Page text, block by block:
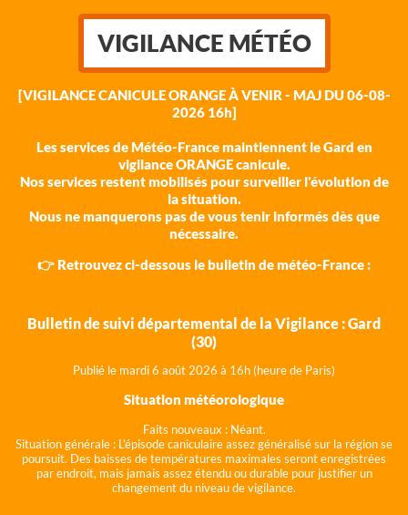
VIGILANCE MÉTÉO
[VIGILANCE CANICULE ORANGE À VENIR - MAJ DU 06-08-
2026 16h]
Les services de Météo-France maintiennent le Gard en
vigilance ORANGE canicule.
Nos services restent mobilisés pour surveiller l'évolution de
la situation.
Nous ne manquerons pas de vous tenir informés dès que
nécessaire.
👉 Retrouvez ci-dessous le bulletin de météo-France :
Bulletin de suivi départemental de la Vigilance : Gard
(30)
Publié le mardi 6 août 2026 à 16h (heure de Paris)
Situation météorologique
Faits nouveaux : Néant.
Situation générale : L'épisode caniculaire assez généralisé sur la région se
poursuit. Des baisses de températures maximales seront enregistrées
par endroit, mais jamais assez étendu ou durable pour justifier un
changement du niveau de vigilance.